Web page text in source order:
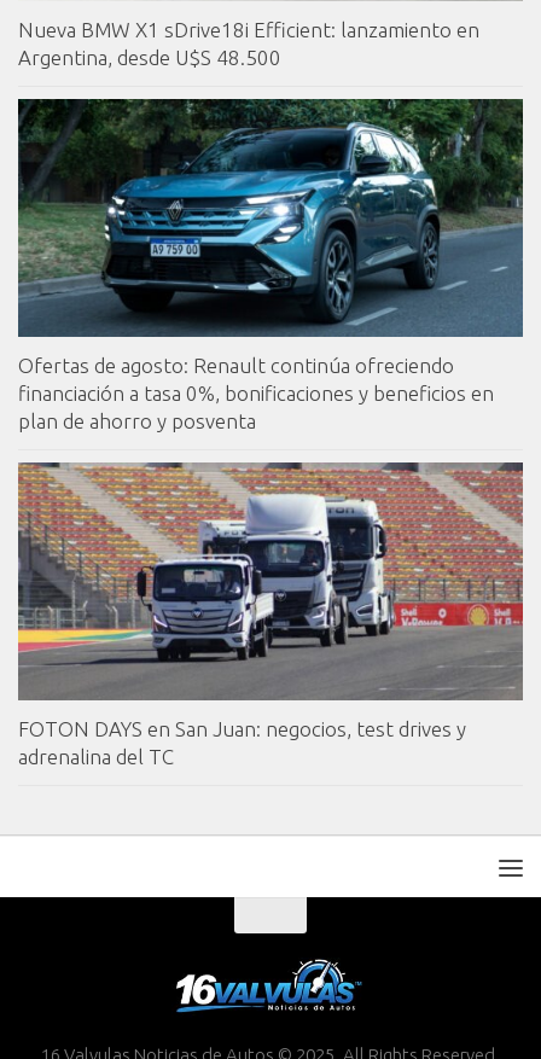
Nueva BMW X1 sDrive18i Efficient: lanzamiento en
Argentina, desde U$S 48.500
Ofertas de agosto: Renault continúa ofreciendo
financiación a tasa 0%, bonificaciones y beneficios en
plan de ahorro y posventa
FOTON DAYS en San Juan: negocios, test drives y
adrenalina del TC